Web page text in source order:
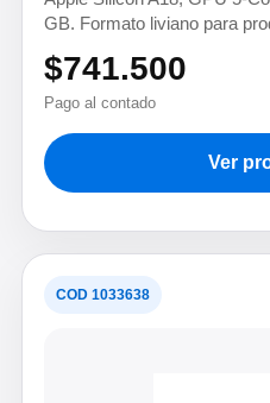
GB. Formato liviano para
$741.500
Pago al contado
Ver
COD 1033638